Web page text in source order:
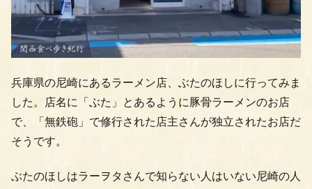
兵庫県の尼崎にあるラーメン店、ぶたのほしに行ってみま
した。店名に「ぶた」とあるように豚骨ラーメンのお店
で、「無鉄砲」で修行された店主さんが独立されたお店だ
そうです。
ぶたのほしはラーヲタさんで知らない人はいない尼崎の人